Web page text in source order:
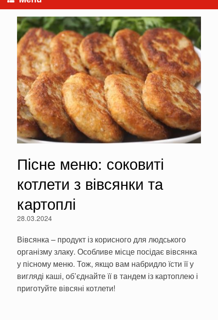
Пісне меню: соковиті
котлети з вівсянки та
картоплі
28.03.2024
Вівсянка – продукт із корисного для людського
організму злаку. Особливе місце посідає вівсянка
у пісному меню. Тож, якщо вам набридло їсти її у
вигляді каші, об’єднайте її в тандем із картоплею і
приготуйте вівсяні котлети!